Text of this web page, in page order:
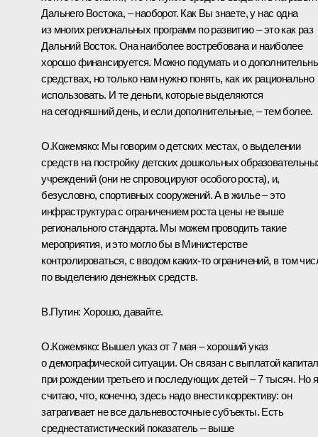
Дальнего Востока, – наоборот. Как Вы знаете, у нас одна
из многих региональных программ по развитию – это как раз
Дальний Восток. Она наиболее востребована и наиболее
хорошо финансируется. Можно подумать и о
средствах, но только нам нужно понять, как их рационально
использовать. И те деньги, которые выделяются
на сегодняшний день, и если дополнительные, – тем более.
О.Кожемяко: Мы говорим о детских местах, о выделении
средств на постройку детских дошкольных
учреждений (они не спровоцируют особого роста), и,
безусловно, спортивных сооружений. А в жилье – это
инфраструктура с ограничением роста цены не выше
регионального стандарта. Мы можем проводить такие
мероприятия, и это могло бы в Министерстве
контролироваться, с вводом каких‑то ограничений, в том
по выделению денежных средств.
В.Путин: Хорошо, давайте.
О.Кожемяко: Вышел указ от 7 мая – хороший указ
о демографической ситуации. Он связан с выплатой
при рождении третьего и последующих детей – 7 тысяч. Но я
считаю, что, конечно, здесь надо внести коррективу: он
затрагивает не все дальневосточные субъекты. Есть
среднестатистический показатель – выше